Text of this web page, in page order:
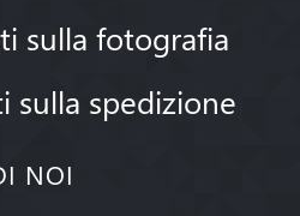
sulla fotografia
sulla spedizione
NOI